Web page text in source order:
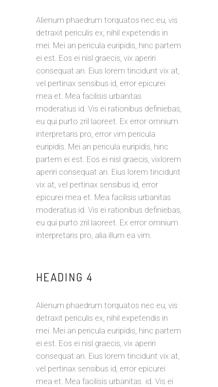
Alienum phaedrum torquatos nec eu, vis
detraxit periculis ex, nihil expetendis in
mei. Mei an pericula euripidis, hinc partem
ei est. Eos ei nisl graecis, vix aperiri
consequat an. Eius lorem tincidunt vix at,
vel pertinax sensibus id, error epicurei
mea et. Mea facilisis urbanitas
moderatius id. Vis ei rationibus definiebas,
eu qui purto zril laoreet. Ex error omnium
interpretaris pro, error vim pericula
euripidis. Mei an pericula euripidis, hinc
partem ei est. Eos ei nisl graecis, vixlorem
aperiri consequat an. Eius lorem tincidunt
vix at, vel pertinax sensibus id, error
epicurei mea et. Mea facilisis urbanitas
moderatius id. Vis ei rationibus definiebas,
eu qui purto zril laoreet. Ex error omnium
interpretaris pro, alia illum ea vim.
HEADING 4
Alienum phaedrum torquatos nec eu, vis
detraxit periculis ex, nihil expetendis in
mei. Mei an pericula euripidis, hinc partem
ei est. Eos ei nisl graecis, vix aperiri
consequat an. Eius lorem tincidunt vix at,
vel pertinax sensibus id, error epicurei
mea et. Mea facilisis urbanitas id. Vis ei